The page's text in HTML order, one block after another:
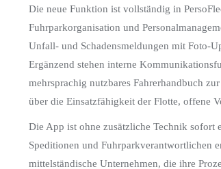
Die neue Funktion ist vollständig in
Fuhrparkorganisation und
Unfall- und Schadensmeldungen mit Foto-
Ergänzend stehen interne
mehrsprachig nutzbares Fahrerhandbuch
über die Einsatzfähigkeit der Flotte, offene
Die App ist ohne zusätzliche Technik sofort
Speditionen und Fuhrparkverantwortlichen
mittelständische Unternehmen, die ihre